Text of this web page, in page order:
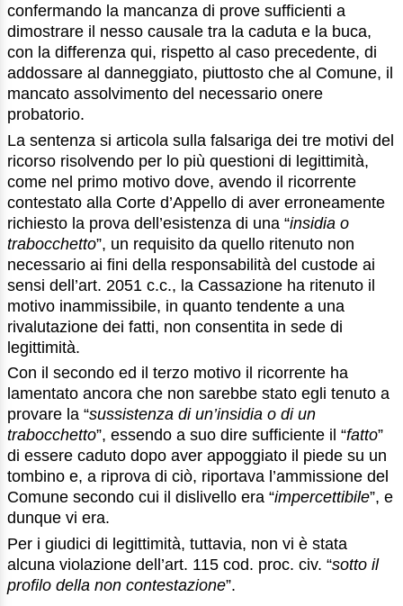
confermando la mancanza di prove sufficienti a
dimostrare il nesso causale tra la caduta e la buca,
con la differenza qui, rispetto al caso precedente, di
addossare al danneggiato, piuttosto che al Comune, il
mancato assolvimento del necessario onere
probatorio.
La sentenza si articola sulla falsariga dei tre motivi del
ricorso risolvendo per lo più questioni di legittimità,
come nel primo motivo dove, avendo il ricorrente
contestato alla Corte d’Appello di aver erroneamente
richiesto la prova dell’esistenza di una “insidia o
trabocchetto”, un requisito da quello ritenuto non
necessario ai fini della responsabilità del custode ai
sensi dell’art. 2051 c.c., la Cassazione ha ritenuto il
motivo inammissibile, in quanto tendente a una
rivalutazione dei fatti, non consentita in sede di
legittimità.
Con il secondo ed il terzo motivo il ricorrente ha
lamentato ancora che non sarebbe stato egli tenuto a
provare la “sussistenza di un’insidia o di un
trabocchetto”, essendo a suo dire sufficiente il “fatto”
di essere caduto dopo aver appoggiato il piede su un
tombino e, a riprova di ciò, riportava l’ammissione del
Comune secondo cui il dislivello era “impercettibile”, e
dunque vi era.
Per i giudici di legittimità, tuttavia, non vi è stata
alcuna violazione dell’art. 115 cod. proc. civ. “sotto il
profilo della non contestazione”.